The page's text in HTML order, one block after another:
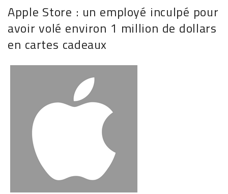
Apple Store : un employé inculpé pour
avoir volé environ 1 million de dollars
en cartes cadeaux